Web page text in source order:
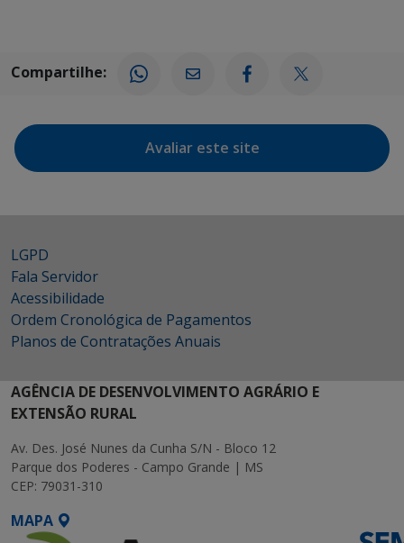
Compartilhe:
Avaliar este site
LGPD
Fala Servidor
Acessibilidade
Ordem Cronológica de Pagamentos
Planos de Contratações Anuais
AGÊNCIA DE DESENVOLVIMENTO AGRÁRIO E
EXTENSÃO RURAL
Av. Des. José Nunes da Cunha S/N - Bloco 12
Parque dos Poderes - Campo Grande | MS
CEP: 79031-310
MAPA